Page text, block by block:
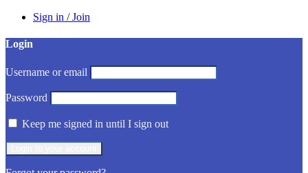
Sign in / Join
Login
Username or email
Password
Keep me signed in until I sign out